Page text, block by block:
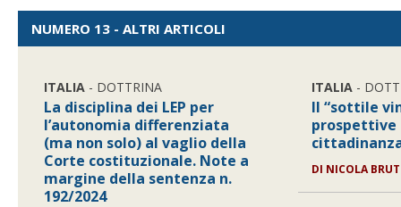
NUMERO 13 - ALTRI ARTICOLI
ITALIA - DOTTRINA
La disciplina dei LEP per
l’autonomia differenziata
(ma non solo) al vaglio della
Corte costituzionale. Note a
margine della sentenza n.
192/2024
ITALIA -
Il “sottile
prospettive
DI NICOLA